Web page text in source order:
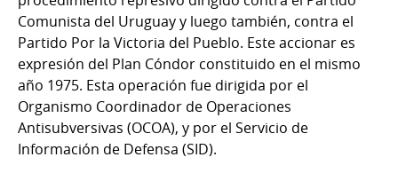
Comunista del Uruguay y luego también, contra el
Partido Por la Victoria del Pueblo. Este accionar es
expresión del Plan Cóndor constituido en el mismo
año 1975. Esta operación fue dirigida por el
Organismo Coordinador de Operaciones
Antisubversivas (OCOA), y por el Servicio de
Información de Defensa (SID).